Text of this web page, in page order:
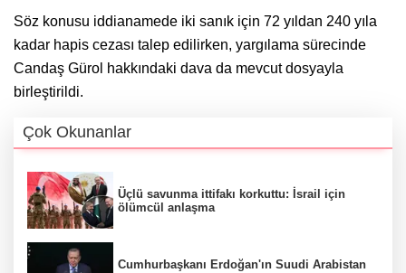
Söz konusu iddianamede iki sanık için 72 yıldan 240 yıla
kadar hapis cezası talep edilirken, yargılama sürecinde
Candaş Gürol hakkındaki dava da mevcut dosyayla
birleştirildi.
Çok Okunanlar
Üçlü savunma ittifakı korkuttu: İsrail için
ölümcül anlaşma
Cumhurbaşkanı Erdoğan'ın Suudi Arabistan